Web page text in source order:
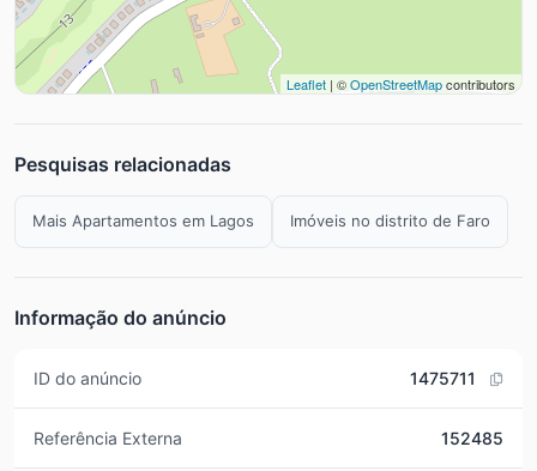
Leaflet | ©OpenStreetMapcontributors
Pesquisas relacionadas
Mais Apartamentos em Lagos Imóveis no distrito de Faro
Informação do anúncio
ID do anúncio 1475711
Referência Externa 152485